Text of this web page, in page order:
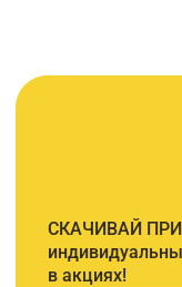
СКАЧИВАЙ
в акциях!